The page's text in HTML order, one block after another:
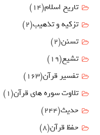
تاریخ اسلام(14)
تزکیه و تذهیب(2)
تسنن(2)
تشیع(19)
تفسیر قرآن(163)
تلاوت سوره های قرآن(1)
حدیث(244)
حفظ قرآن(8)